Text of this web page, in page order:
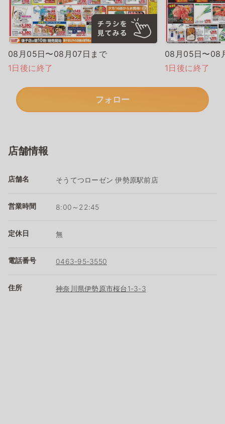
08月05日〜08月07日まで
1日後に終了
08月05日〜08
1日後に終了
フォロー
店舗情報
店舗名 そうてつローゼン 伊勢原駅前店
営業時間 8:00～22:45
定休日 無
電話番号 0463-95-3550
住所 神奈川県伊勢原市桜台1-3-3